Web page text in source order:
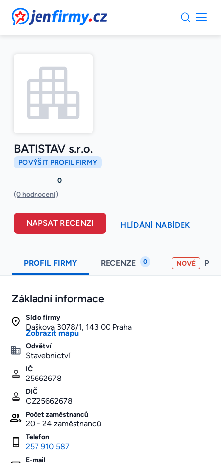
JenFirmy.cz
BATISTAV s.r.o.
POVÝŠIT PROFIL FIRMY
0
(0 hodnocení)
NAPSAT RECENZI HLÍDÁNÍ NABÍDEK
PROFIL FIRMY RECENZE 0 NOVÉ
Základní informace
Sídlo firmy
Daškova 3078/1, 143 00 Praha
Zobrazit mapu
Odvětví
Stavebnictví
IČ
25662678
DIČ
CZ25662678
Počet zaměstnanců
20 - 24 zaměstnanců
Telefon
257 910 587
E-mail